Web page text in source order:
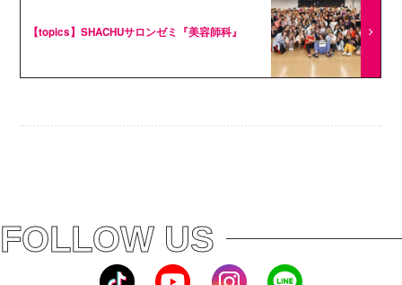
【topics】SHACHUサロンゼミ『美容師科』
FOLLOW US